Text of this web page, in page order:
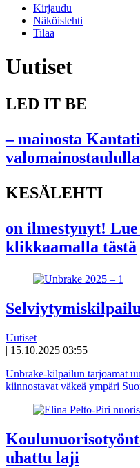
Kirjaudu
Näköislehti
Tilaa
Uutiset
LED IT BE
– mainosta
KESÄLEHTI
on ilmestynyt!
klikkaamalla tästä
Uutiset
| 15.10.2025 03:55
Unbrake-kilpailun tarjoamat
kiinnostavat väkeä ympäri
uhattu laji